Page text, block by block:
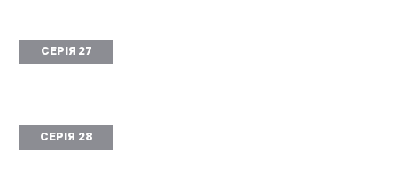
СЕРІЯ 27
СЕРІЯ 28